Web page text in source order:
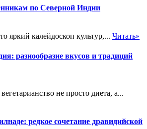
по Северной Индии
яркий калейдоскоп культур,... Читать»
разнообразие вкусов и традиций
не просто диета, а...
редкое сочетание дравидийской